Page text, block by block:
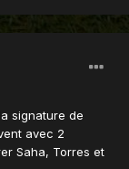
signature de
avec 2
Saha, Torres et